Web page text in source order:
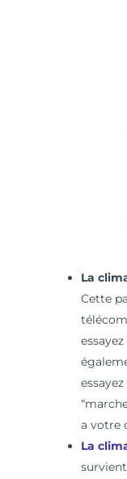
La
Cette
a votre
La